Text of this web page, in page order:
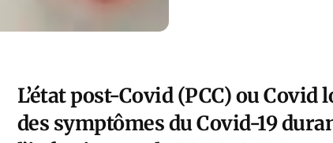
L’état post-Covid (PCC) ou
des symptômes du Covid-19